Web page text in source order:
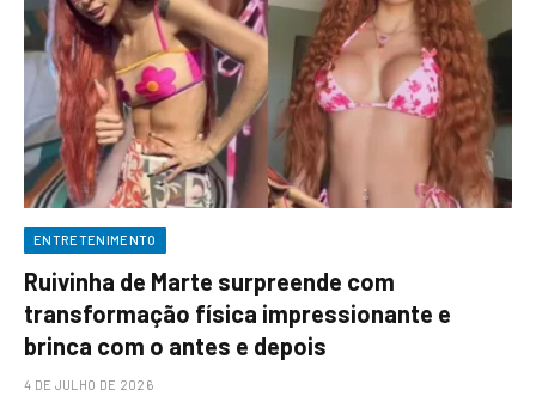
ENTRETENIMENTO
Ruivinha de Marte surpreende com
transformação física impressionante e
brinca com o antes e depois
4 DE JULHO DE 2026